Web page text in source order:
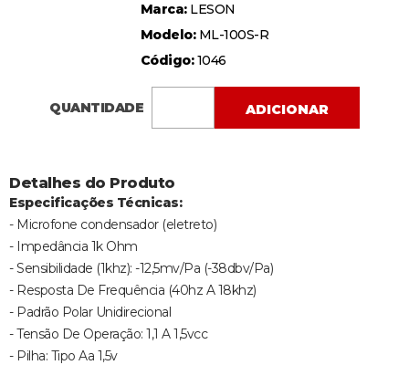
Marca:LESON
Modelo:ML-100S-R
Código:1046
QUANTIDADE ADICIONAR
Detalhes do Produto
Especificações Técnicas:
- Microfone condensador (eletreto)
- Impedância 1k Ohm
- Sensibilidade (1khz): -12,5mv/Pa (-38dbv/Pa)
- Resposta De Frequência (40hz A 18khz)
- Padrão Polar Unidirecional
- Tensão De Operação: 1,1 A 1,5vcc
- Pilha: Tipo Aa 1,5v